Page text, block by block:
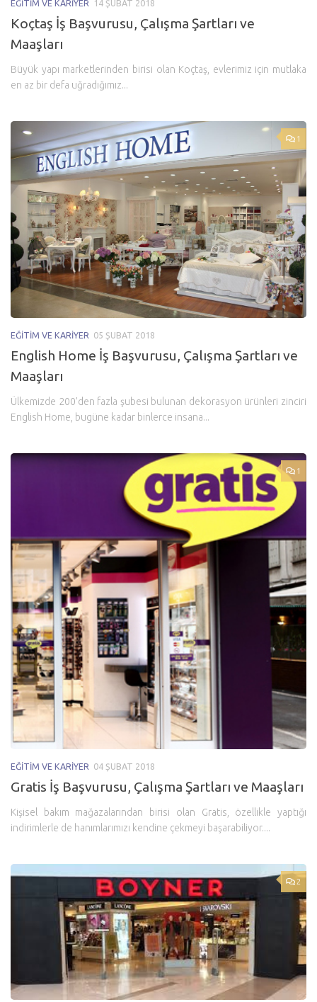
EĞITIM VE KARIYER 14 ŞUBAT 2018
Koçtaş İş Başvurusu, Çalışma Şartları ve
Maaşları
Büyük yapı marketlerinden birisi olan Koçtaş, evlerimiz için mutlaka
en az bir defa uğradığımız...
1
EĞITIM VE KARIYER 05 ŞUBAT 2018
English Home İş Başvurusu, Çalışma Şartları ve
Maaşları
Ülkemizde 200’den fazla şubesi bulunan dekorasyon ürünleri zinciri
English Home, bugüne kadar binlerce insana...
1
EĞITIM VE KARIYER 04 ŞUBAT 2018
Gratis İş Başvurusu, Çalışma Şartları ve Maaşları
Kişisel bakım mağazalarından birisi olan Gratis, özellikle yaptığı
indirimlerle de hanımlarımızı kendine çekmeyi başarabiliyor....
2